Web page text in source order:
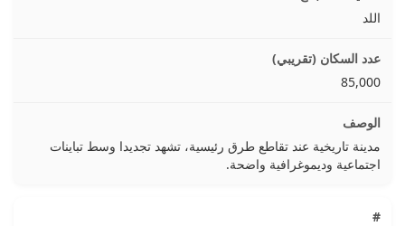
اللد
85,000
مدينة تاريخية عند تقاطع طرق رئيسية، تشهد تجديدا وسط تباينات
اجتماعية وديموغرافية واضحة.